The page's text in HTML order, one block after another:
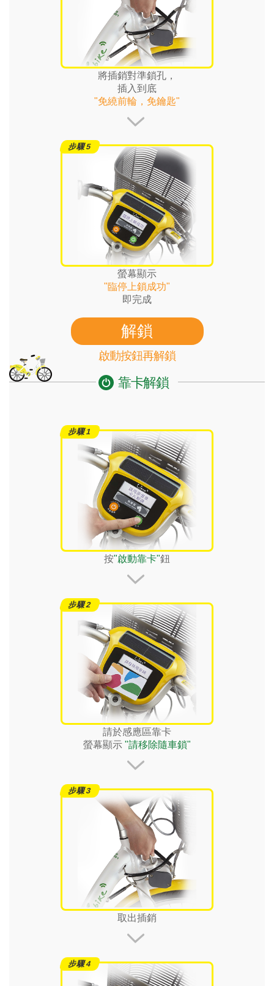
將插銷對準鎖孔，
插入到底
"免繞前輪，免鑰匙"
螢幕顯示
"臨停上鎖成功"
即完成
解鎖
啟動按鈕再解鎖
靠卡解鎖
按"啟動靠卡"鈕
請於感應區靠卡
螢幕顯示 "請移除隨車鎖"
取出插銷